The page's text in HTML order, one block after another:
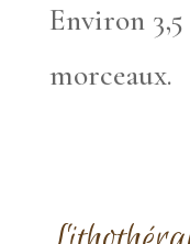
Environ
morceaux.